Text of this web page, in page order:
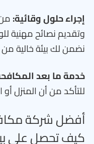
إجراء حلول وقائية:
وتقديم نصائح مهنية
نضمن لك بيئة خالية
خدمة ما بعد
للتأكد من أن المنزل
أفضل شركة
كيف تحصل على